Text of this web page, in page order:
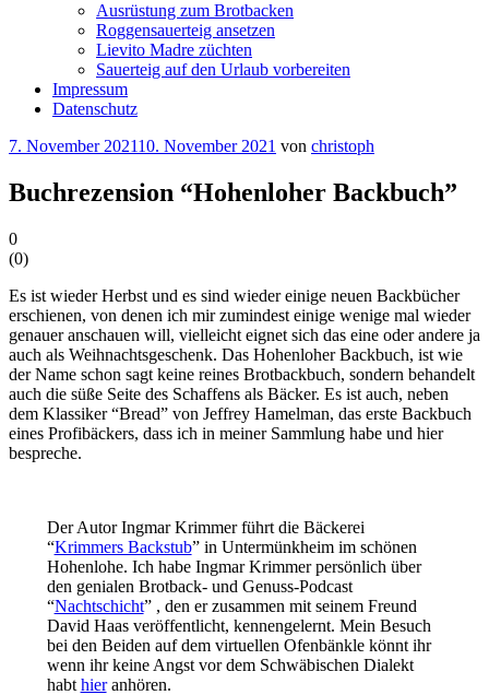
Ausrüstung zum Brotbacken
Roggensauerteig ansetzen
Lievito Madre züchten
Sauerteig auf den Urlaub vorbereiten
Impressum
Datenschutz
Veröffentlicht
7. November 202110. November 2021 von christoph
Buchrezension “Hohenloher Backbuch”
0
(0)
Es ist wieder Herbst und es sind wieder einige neuen Backbücher
erschienen, von denen ich mir zumindest einige wenige mal wieder
genauer anschauen will, vielleicht eignet sich das eine oder andere ja
auch als Weihnachtsgeschenk. Das Hohenloher Backbuch, ist wie
der Name schon sagt keine reines Brotbackbuch, sondern behandelt
auch die süße Seite des Schaffens als Bäcker. Es ist auch, neben
dem Klassiker “Bread” von Jeffrey Hamelman, das erste Backbuch
eines Profibäckers, dass ich in meiner Sammlung habe und hier
bespreche.
Der Autor Ingmar Krimmer führt die Bäckerei
“Krimmers Backstub” in Untermünkheim im schönen
Hohenlohe. Ich habe Ingmar Krimmer persönlich über
den genialen Brotback- und Genuss-Podcast
“Nachtschicht” , den er zusammen mit seinem Freund
David Haas veröffentlicht, kennengelernt. Mein Besuch
bei den Beiden auf dem virtuellen Ofenbänkle könnt ihr
wenn ihr keine Angst vor dem Schwäbischen Dialekt
habt hieranhören.